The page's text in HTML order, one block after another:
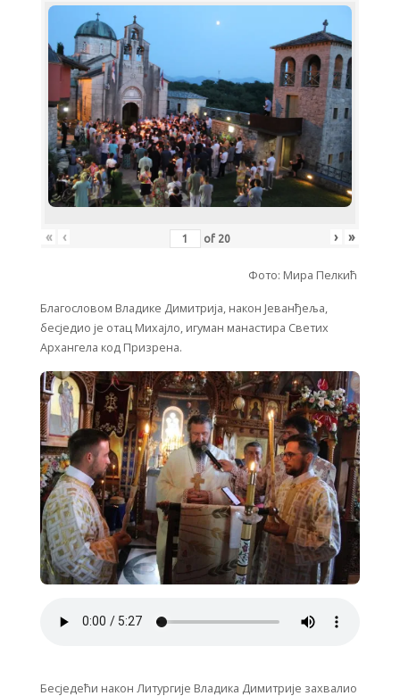
« ‹ of 20 › »
Фото: Мира Пелкић
Благословом Владике Димитрија, након Јеванђеља,
бесједио је отац Михајло, игуман манастира Светих
Архангела код Призрена.
Бесједећи након Литургије Владика Димитрије захвалио